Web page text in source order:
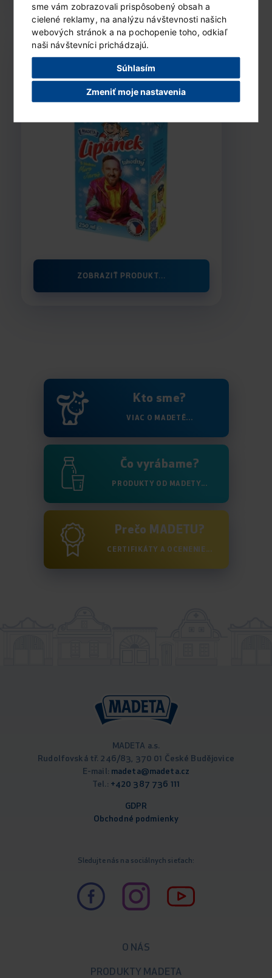
sme vám zobrazovali prispôsobený obsah a
cielené reklamy, na analýzu návštevnosti našich
webových stránok a na pochopenie toho, odkiaľ
naši návštevníci prichádzajú.
Súhlasím
Zmeniť moje nastavenia
Lipánek mlieko trvanlivé polotučné
1,5% 250 ml
ZOBRAZIŤ PRODUKT...
Kto sme?
VIAC O MADETĚ...
Čo vyrábame?
PRODUKTY OD MADETY...
Prečo MADETU?
CERTIFIKÁTY A OCENENIE...
MADETA a.s.
Rudolfovská tř. 246/83, 370 01 České Budějovice
E-mail: madeta@madeta.cz
Tel.: +420 387 736 111
GDPR
Obchodné podmienky
Sledujte nás na sociálnych sieťach:
O NÁS
PRODUKTY MADETA